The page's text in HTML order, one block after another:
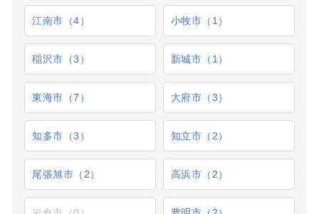
江南市（4） 小牧市（1）
稲沢市（3） 新城市（1）
東海市（7） 大府市（3）
知多市（3） 知立市（2）
尾張旭市（2） 高浜市（2）